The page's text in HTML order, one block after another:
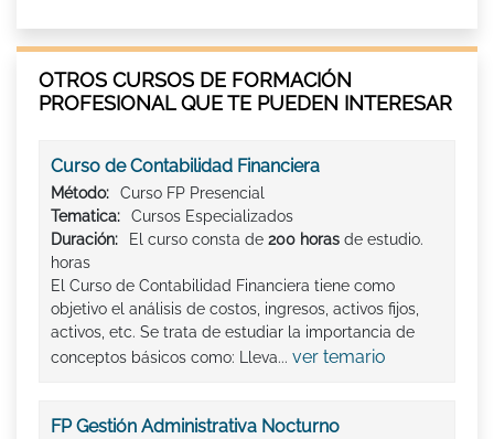
OTROS CURSOS DE FORMACIÓN
PROFESIONAL QUE TE PUEDEN INTERESAR
Curso de Contabilidad Financiera
Método:
Curso FP Presencial
Tematica:
Cursos Especializados
Duración:
El curso consta de 200 horas de estudio.
horas
El Curso de Contabilidad Financiera tiene como
objetivo el análisis de costos, ingresos, activos fijos,
activos, etc. Se trata de estudiar la importancia de
conceptos básicos como: Lleva... ver temario
FP Gestión Administrativa Nocturno